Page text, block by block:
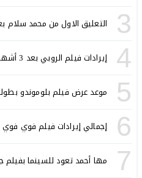
3 التعليق الاول من محمد سلام
4 إيرادات فيلم الروبي بعد 3 أشهر عرض في السينما
5 موعد عرض فيلم بلوموندو
6 إجمالي إيرادات فيلم فوي
7 مها أحمد تعود للسينما